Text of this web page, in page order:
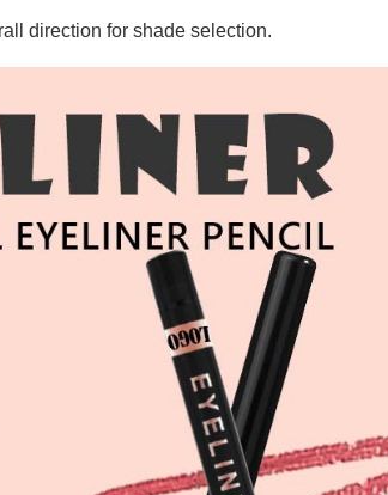
direction for shade selection.